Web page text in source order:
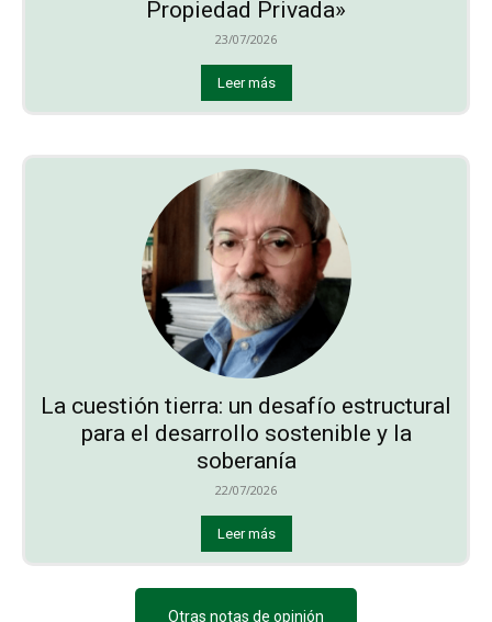
Propiedad Privada»
23/07/2026
Leer más
La cuestión tierra: un desafío estructural
para el desarrollo sostenible y la
soberanía
22/07/2026
Leer más
Otras notas de opinión